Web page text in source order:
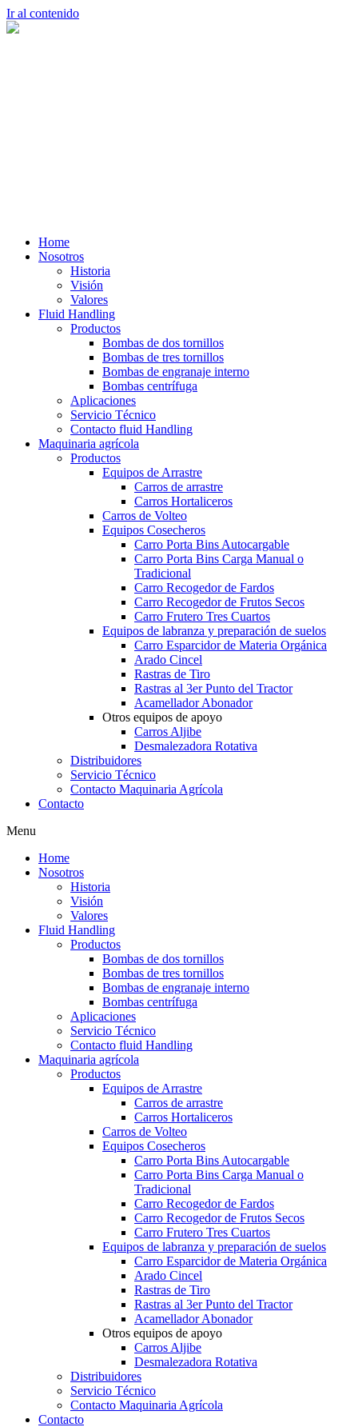
Ir al contenido
Home
Nosotros
Historia
Visión
Valores
Fluid Handling
Productos
Bombas de dos tornillos
Bombas de tres tornillos
Bombas de engranaje interno
Bombas centrífuga
Aplicaciones
Servicio Técnico
Contacto fluid Handling
Maquinaria agrícola
Productos
Equipos de Arrastre
Carros de arrastre
Carros Hortaliceros
Carros de Volteo
Equipos Cosecheros
Carro Porta Bins Autocargable
Carro Porta Bins Carga Manual o
Tradicional
Carro Recogedor de Fardos
Carro Recogedor de Frutos Secos
Carro Frutero Tres Cuartos
Equipos de labranza y preparación de suelos
Carro Esparcidor de Materia Orgánica
Arado Cincel
Rastras de Tiro
Rastras al 3er Punto del Tractor
Acamellador Abonador
Otros equipos de apoyo
Carros Aljibe
Desmalezadora Rotativa
Distribuidores
Servicio Técnico
Contacto Maquinaria Agrícola
Contacto
Menu
Home
Nosotros
Historia
Visión
Valores
Fluid Handling
Productos
Bombas de dos tornillos
Bombas de tres tornillos
Bombas de engranaje interno
Bombas centrífuga
Aplicaciones
Servicio Técnico
Contacto fluid Handling
Maquinaria agrícola
Productos
Equipos de Arrastre
Carros de arrastre
Carros Hortaliceros
Carros de Volteo
Equipos Cosecheros
Carro Porta Bins Autocargable
Carro Porta Bins Carga Manual o
Tradicional
Carro Recogedor de Fardos
Carro Recogedor de Frutos Secos
Carro Frutero Tres Cuartos
Equipos de labranza y preparación de suelos
Carro Esparcidor de Materia Orgánica
Arado Cincel
Rastras de Tiro
Rastras al 3er Punto del Tractor
Acamellador Abonador
Otros equipos de apoyo
Carros Aljibe
Desmalezadora Rotativa
Distribuidores
Servicio Técnico
Contacto Maquinaria Agrícola
Contacto